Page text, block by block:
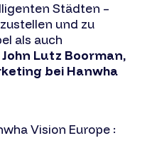
Städten –
und zu
als auch
John Lutz Boorman,
bei Hanwha
Vision Europe :